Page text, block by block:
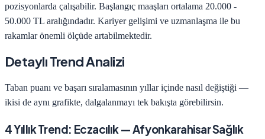
pozisyonlarda çalışabilir. Başlangıç maaşları ortalama 20.000 -
50.000 TL aralığındadır. Kariyer gelişimi ve uzmanlaşma ile bu
rakamlar önemli ölçüde artabilmektedir.
Detaylı Trend Analizi
Taban puanı ve başarı sıralamasının yıllar içinde nasıl değiştiği —
ikisi de aynı grafikte, dalgalanmayı tek bakışta görebilirsin.
4Yıllık Trend: Eczacılık—Afyonkarahisar Sağlık